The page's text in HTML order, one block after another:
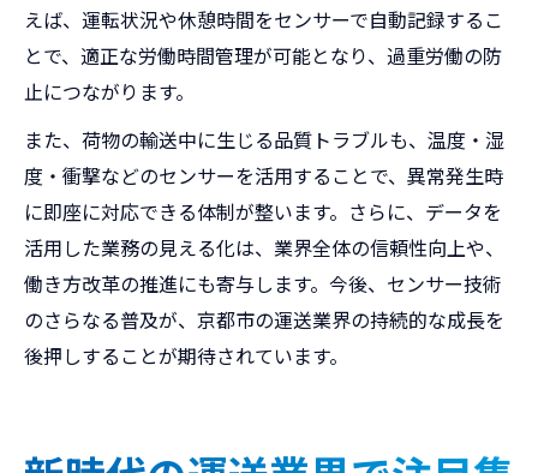
えば、運転状況や休憩時間をセンサーで自動記録するこ
とで、適正な労働時間管理が可能となり、過重労働の防
止につながります。
また、荷物の輸送中に生じる品質トラブルも、温度・湿
度・衝撃などのセンサーを活用することで、異常発生時
に即座に対応できる体制が整います。さらに、データを
活用した業務の見える化は、業界全体の信頼性向上や、
働き方改革の推進にも寄与します。今後、センサー技術
のさらなる普及が、京都市の運送業界の持続的な成長を
後押しすることが期待されています。